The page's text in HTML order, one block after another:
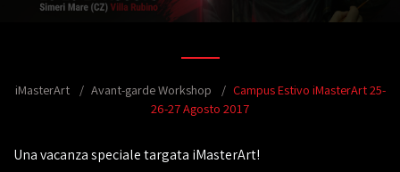
iMasterArt Avant-garde Workshop
Campus Estivo iMasterArt 25-
26-27 Agosto 2017
Una vacanza speciale targata iMasterArt!